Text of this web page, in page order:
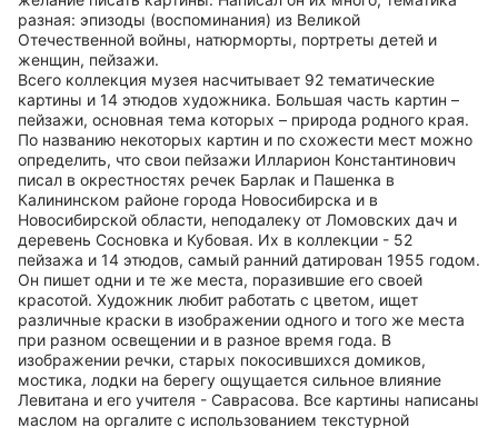
разная: эпизоды (воспоминания) из Великой
Отечественной войны, натюрморты, портреты детей и
женщин, пейзажи.
Всего коллекция музея насчитывает 92 тематические
картины и 14 этюдов художника. Большая часть картин –
пейзажи, основная тема которых – природа родного края.
По названию некоторых картин и по схожести мест можно
определить, что свои пейзажи Илларион Константинович
писал в окрестностях речек Барлак и Пашенка в
Калининском районе города Новосибирска и в
Новосибирской области, неподалеку от Ломовских дач и
деревень Сосновка и Кубовая. Их в коллекции - 52
пейзажа и 14 этюдов, самый ранний датирован 1955 годом.
Он пишет одни и те же места, поразившие его своей
красотой. Художник любит работать с цветом, ищет
различные краски в изображении одного и того же места
при разном освещении и в разное время года. В
изображении речки, старых покосившихся домиков,
мостика, лодки на берегу ощущается сильное влияние
Левитана и его учителя - Саврасова. Все картины написаны
маслом на оргалите с использованием текстурной